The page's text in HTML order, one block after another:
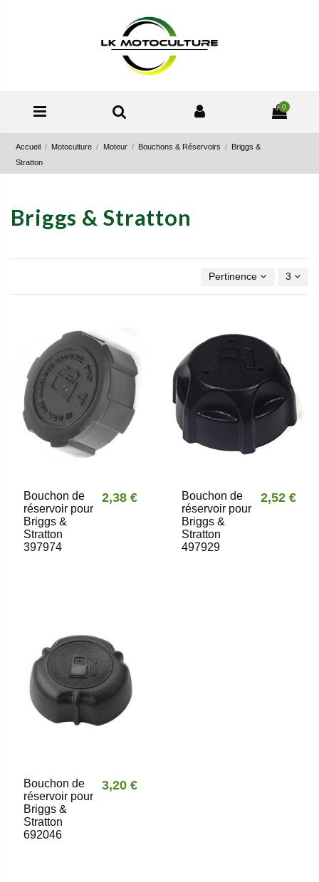
0
Accueil Motoculture Moteur Bouchons & Réservoirs
Briggs &
Stratton
Briggs & Stratton
Pertinence 3
Bouchon de
réservoir pour
Briggs &
Stratton
397974
2,38 €
Bouchon de
réservoir pour
Briggs &
Stratton
497929
2,52 €
Bouchon de
réservoir pour
Briggs &
Stratton
692046
3,20 €